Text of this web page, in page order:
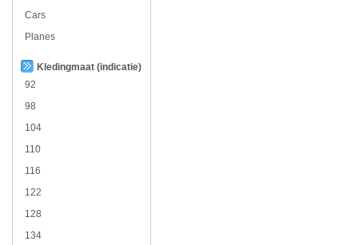
Cars
Planes
Kledingmaat (indicatie)
92
98
104
110
116
122
128
134